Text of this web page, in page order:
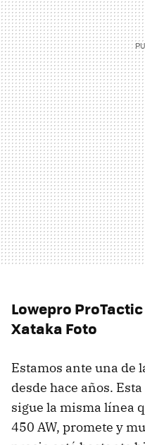
Lowepro
Xataka Foto
Estamos ante una de
desde hace años.
sigue la misma línea
450 AW, promete y